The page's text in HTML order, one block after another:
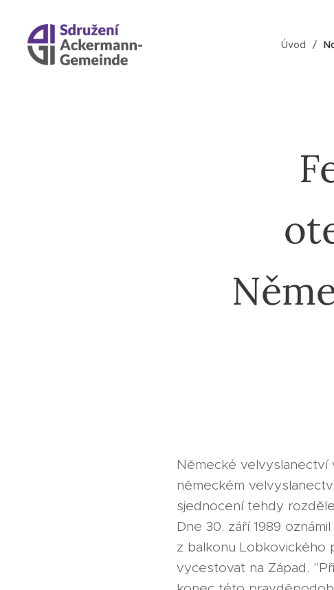
Úvod
Německé velvyslanectví
německém
sjednocení tehdy
Dne 30. září 1989
z balkonu Lobkovického
vycestovat na Západ.